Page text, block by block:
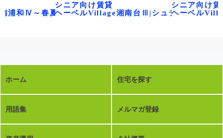
ンス武蔵浦和
浦和Ⅳ～春夏秋冬～
シニア向け賃貸
ヘーベルVillage湘南台Ⅲ|シュテルン湘南
シニア向け賃
ヘーベル
ホーム 住宅を探す
用語集 メルマガ登録